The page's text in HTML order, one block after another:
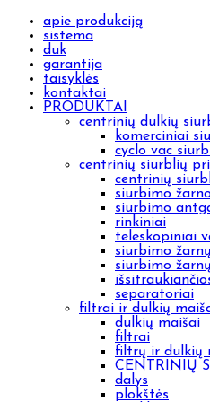
apie produkciją
sistema
duk
garantija
taisyklės
kontaktai
PRODUKTAI
centrinių dulkių
komerciniai
cyclo vac
centrinių siurblių
centrinių
siurbimo
siurbimo
rinkiniai
teleskopiniai
siurbimo
siurbimo
separatoriai
filtrai ir dulkių
dulkių maišai
filtrai
filtrų ir dulkių
CENTRINIŲ
dalys
plokštės